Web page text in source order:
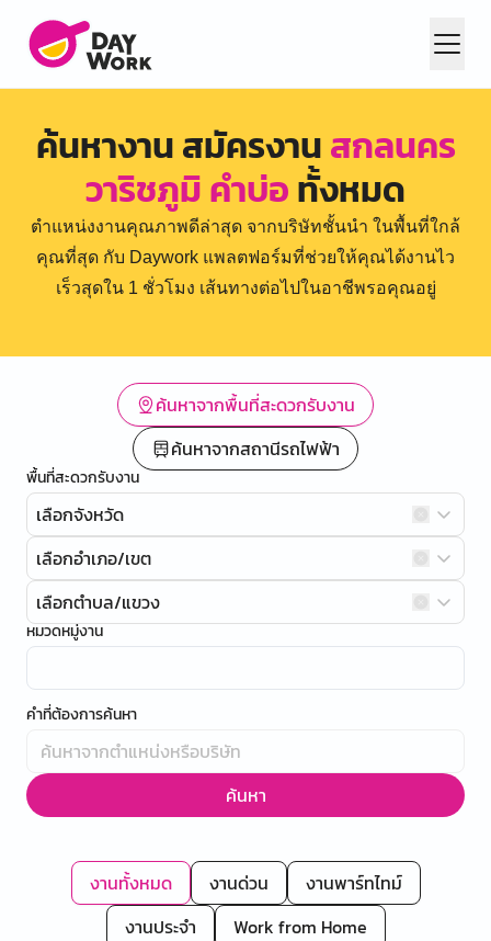
ค้นหางาน สมัครงานสกลนคร
วาริชภูมิ คำบ่อทั้งหมด
ตำแหน่งงานคุณภาพดีล่าสุด จากบริษัทชั้นนำ ในพื้นที่ใกล้
คุณที่สุด กับ Daywork แพลตฟอร์มที่ช่วยให้คุณได้งานไว
เร็วสุดใน 1 ชั่วโมง เส้นทางต่อไปในอาชีพรอคุณอยู่
ค้นหาจากพื้นที่สะดวกรับงาน
ค้นหาจากสถานีรถไฟฟ้า
พื้นที่สะดวกรับงาน
เลือกจังหวัด
เลือกอำเภอ/เขต
เลือกตำบล/แขวง
หมวดหมู่งาน
คำที่ต้องการค้นหา
ค้นหา
งานทั้งหมด งานด่วน
งานพาร์ทไทม์
งานประจำ
Work from Home